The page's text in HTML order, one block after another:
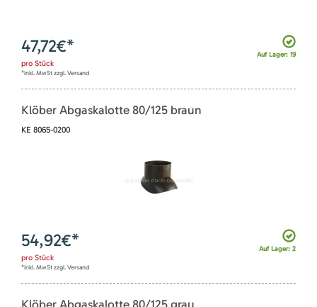
Auf Lager: 19
47,72€*
pro Stück
*inkl. MwSt zzgl. Versand
Klöber Abgaskalotte 80/125 braun
KE 8065-0200
Auf Lager: 2
54,92€*
pro Stück
*inkl. MwSt zzgl. Versand
Klöber Abgaskalotte 80/125 grau